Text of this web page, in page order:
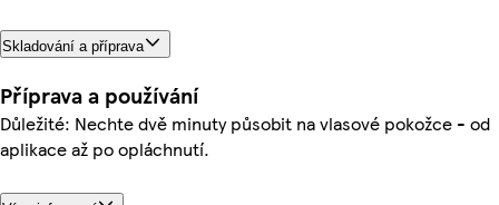
Skladování a příprava
Příprava a používání
Důležité: Nechte dvě minuty působit na vlasové pokožce - od
aplikace až po opláchnutí.